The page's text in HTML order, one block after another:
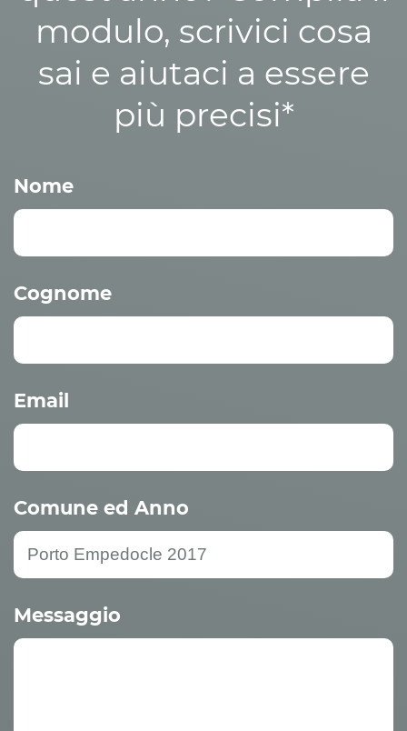
modulo, scrivici cosa
sai e aiutaci a essere
più precisi*
Nome
Cognome
Email
Comune ed Anno
Messaggio